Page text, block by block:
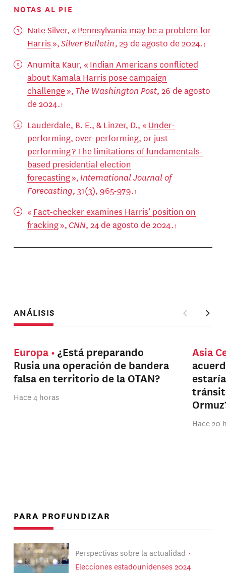
NOTAS AL PIE
Nate Silver, « Pennsylvania may be a problem for
Harris»,Silver Bulletin,29 de agosto de 2024.
Anumita Kaur, « Indian Americans conflicted
about Kamala Harris pose campaign
challenge», The Washington Post, 26 de agosto
de 2024.
Lauderdale, B. E., & Linzer, D., « Under-
performing, over-performing, or just
performing ? The limitations of fundamentals-
based presidential election
forecasting»,International Journal of
Forecasting, 31(3), 965-979.
« Fact-checker examines Harris’ position on
fracking», CNN, 24 de agosto de 2024.
ANÁLISIS
Europa
¿Está preparando
Rusia una operación de bandera
falsa en territorio de la OTAN?
Hace 4 horas
Asia
Hace 20
PARA PROFUNDIZAR
Perspectivas sobre la actualidad
Elecciones estadounidenses 2024